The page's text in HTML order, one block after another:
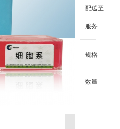
配送至
服务
规格
数量